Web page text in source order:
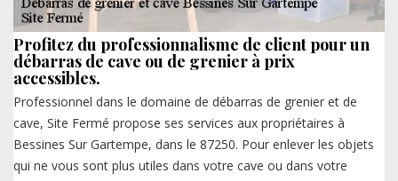
Profitez du professionnalisme de client pour un
débarras de cave ou de grenier à prix
accessibles.
Professionnel dans le domaine de débarras de grenier et de
cave, Site Fermé propose ses services aux propriétaires à
Bessines Sur Gartempe, dans le 87250. Pour enlever les objets
qui ne vous sont plus utiles dans votre cave ou dans votre